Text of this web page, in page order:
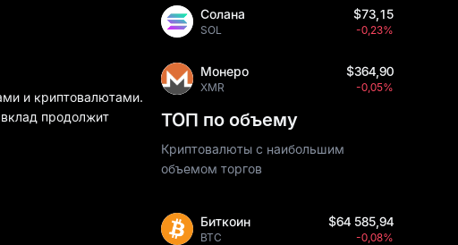
и криптовалютами.
продолжит
Солана
SOL
$73,15
-0,23%
Монеро
XMR
$364,90
-0,05%
ТОП по объему
Криптовалюты с наибольшим
объемом торгов
Биткоин
BTC
$64 585,94
-0,08%